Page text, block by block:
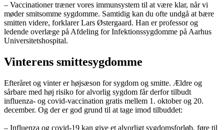
– Vaccinationer træner vores immunsystem til at være klar, når vi
møder smitsomme sygdomme. Samtidig kan du ofte undgå at bære
smitten videre, forklarer Lars Østergaard. Han er professor og
ledende overlæge på Afdeling for Infektionssygdomme på Aarhus
Universitetshospital.
Vinterens smittesygdomme
Efteråret og vinter er højsæson for sygdom og smitte. Ældre og
sårbare med høj risiko for alvorlig sygdom får derfor tilbudt
influenza- og covid-vaccination gratis mellem 1. oktober og 20.
december. Og der er god grund til at tage imod tilbuddet:
– Influenza og covid-19 kan give et alvorligt sygdomsforløb, føre til